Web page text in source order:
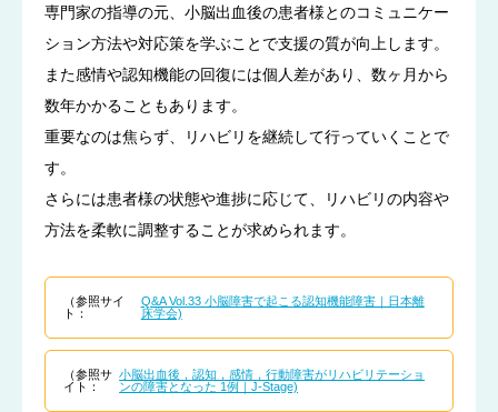
専門家の指導の元、小脳出血後の患者様とのコミュニケー
ション方法や対応策を学ぶことで支援の質が向上します。
また感情や認知機能の回復には個人差があり、数ヶ月から
数年かかることもあります。
重要なのは焦らず、リハビリを継続して行っていくことで
す。
さらには患者様の状態や進捗に応じて、リハビリの内容や
方法を柔軟に調整することが求められます。
（参照サイ
ト：
Q&A Vol.33 小脳障害で起こる認知機能障害｜日本離
床学会)
（参照サ
イト：
小脳出血後，認知，感情，行動障害がリハビリテーショ
ンの障害となった 1例｜J-Stage)